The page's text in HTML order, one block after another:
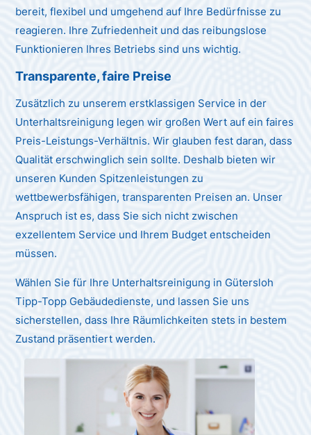
bereit, flexibel und umgehend auf Ihre Bedürfnisse zu
reagieren. Ihre Zufriedenheit und das reibungslose
Funktionieren Ihres Betriebs sind uns wichtig.
Transparente, faire Preise
Zusätzlich zu unserem erstklassigen Service in der
Unterhaltsreinigung legen wir großen Wert auf ein faires
Preis-Leistungs-Verhältnis. Wir glauben fest daran, dass
Qualität erschwinglich sein sollte. Deshalb bieten wir
unseren Kunden Spitzenleistungen zu
wettbewerbsfähigen, transparenten Preisen an. Unser
Anspruch ist es, dass Sie sich nicht zwischen
exzellentem Service und Ihrem Budget entscheiden
müssen.
Wählen Sie für Ihre Unterhaltsreinigung in Gütersloh
Tipp-Topp Gebäudedienste, und lassen Sie uns
sicherstellen, dass Ihre Räumlichkeiten stets in bestem
Zustand präsentiert werden.